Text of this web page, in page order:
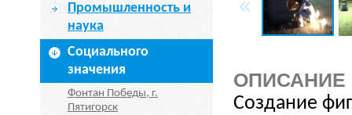
Промышленность и
наука
Социального
значения
Фонтан Победы, г.
Пятигорск
ОПИСАНИЕ
Создание